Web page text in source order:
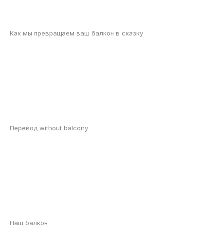
Как мы превращаем ваш балкон в сказку
Перевод without balcony
Наш балкон